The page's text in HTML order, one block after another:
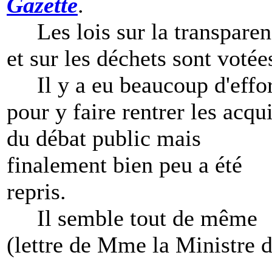
Les lois sur la
et sur les déchets sont
Il y a eu beaucoup
pour y faire rentrer les
du débat public mais
finalement bien peu a été
repris.
Il semble tout de même
(lettre de Mme la Ministre